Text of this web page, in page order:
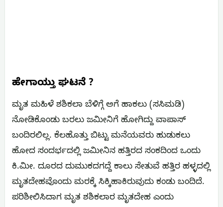
ಹೇಗಾಯ್ತು ಘಟನೆ ?
ಮೃತ ಮಹಿಳೆ ಶಶಿಕಲಾ ಬೆಳಿಗ್ಗೆ ಅಗೆ ಹಾಕಲು (ಸಸಿಮಡಿ)
ನೋಡಿಕೊಂಡು ಬರಲು ಜಮೀನಿಗೆ ಹೋಗಿದ್ದು ವಾಪಾಸ್
ಬಂದಿರಲಿಲ್ಲ. ಕೆಲಹೊತ್ತು ಬಿಟ್ಟು ಮನೆಯವರು ಹುಡುಕಲು
ಹೋದ ಸಂದರ್ಭದಲ್ಲಿ ಜಮೀನಿನ ಹತ್ತಿರದ ಸಂಕದಿಂದ ಒಂದು
ಕಿ.ಮೀ. ದೂರದ ದುಮುಕದಗದ್ದೆ ಕಾಲು ಸೇತುವೆ ಹತ್ತಿರ ಹಳ್ಳದಲ್ಲಿ
ಮೃತದೇಹವೊಂದು ಮರಕ್ಕೆ ಸಿಕ್ಕಿಹಾಕಿರುವುದು ಕಂಡು ಬಂದಿದೆ.
ಪರಿಶೀಲಿಸಿದಾಗ ಮೃತ ಶಶಿಕಲಾರ ಮೃತದೇಹ ಎಂದು